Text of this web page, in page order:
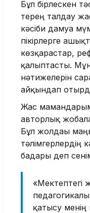
Бұл бірлескен
терең талдау
кә­сіби дамуға
пікірлерге
көзқарастар,
қалыптасты.
нәтижелерін
айқындап
Жас
авторлық
Бұл жолдағы
тәлімгер­лердің
бағдары деп
қатысу